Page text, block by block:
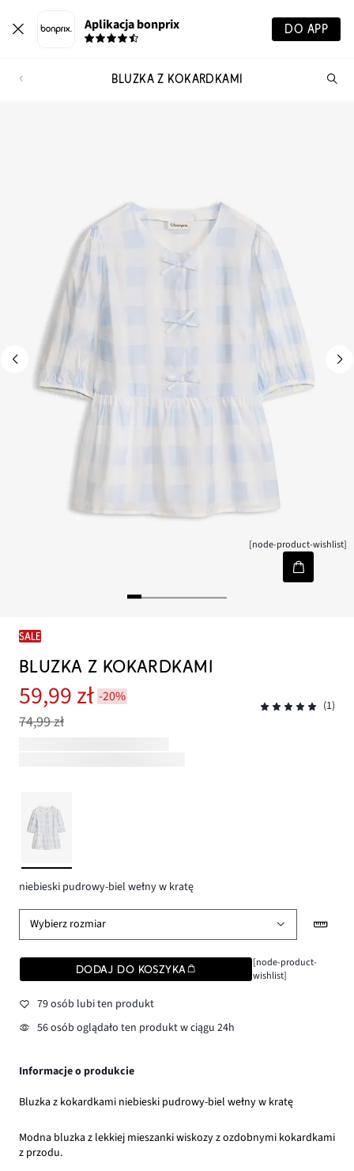
Aplikacja bonprix DO APP
BLUZKA Z KOKARDKAMI
[node-product-wishlist]
SALE
BLUZKA Z KOKARDKAMI
59,99 zł -20%
74,99 zł
(1)
niebieski pudrowy-biel wełny w kratę
Wybierz rozmiar
DODAJ DO KOSZYKA
[node-product-
wishlist]
79 osób lubi ten produkt
56 osób oglądało ten produkt w ciągu 24h
Informacje o produkcie
Bluzka z kokardkami niebieski pudrowy-biel wełny w kratę
Modna bluzka z lekkiej mieszanki wiskozy z ozdobnymi kokardkami
z przodu.